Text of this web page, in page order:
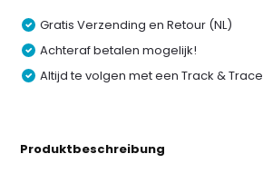
Gratis Verzending en Retour (NL)
Achteraf betalen mogelijk!
Altijd te volgen met een Track & Trace
Produktbeschreibung